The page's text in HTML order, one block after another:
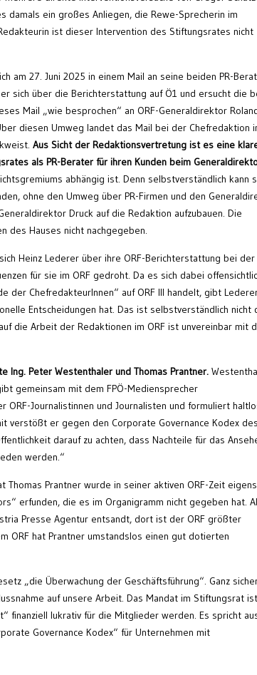
damals ein großes Anliegen, die Rewe-Sprecherin im
ist dieser Intervention des Stiftungsrates nicht
am 27. Juni 2025 in einem Mail an seine beiden PR-
sich über die Berichterstattung auf Ö1 und ersucht die
Mail „wie besprochen“ an ORF-Generaldirektor
diesen Umweg landet das Mail bei der Chefredaktion
Aus Sicht der Redaktionsvertretung ist es eine
als PR-Berater für ihren Kunden beim
abhängig ist. Denn selbstverständlich kann
ohne den Umweg über PR-Firmen und den
Druck auf die Redaktion aufzubauen. Die
des Hauses nicht nachgegeben.
Heinz Lederer über ihre ORF-Berichterstattung bei der
für sie im ORF gedroht. Da es sich dabei
der ChefredakteurInnen“ auf ORF III handelt, gibt
Entscheidungen hat. Das ist selbstverständlich nicht
die Arbeit der Redaktionen im ORF ist unvereinbar mit
Ing. Peter Westenthaler und Thomas Prantner.
gemeinsam mit dem FPÖ-Mediensprecher
Journalistinnen und Journalisten und formuliert
verstößt er gegen den Corporate Governance Kodex
darauf zu achten, dass Nachteile für das
werden.“
Prantner wurde in seiner aktiven ORF-Zeit
erfunden, die es im Organigramm nicht gegeben hat.
Presse Agentur entsandt, dort ist der ORF größter
ORF hat Prantner umstandslos einen gut dotierten
„die Überwachung der Geschäftsführung“. Ganz
auf unsere Arbeit. Das Mandat im Stiftungsrat
finanziell lukrativ für die Mitglieder werden. Es spricht
Governance Kodex“ für Unternehmen mit